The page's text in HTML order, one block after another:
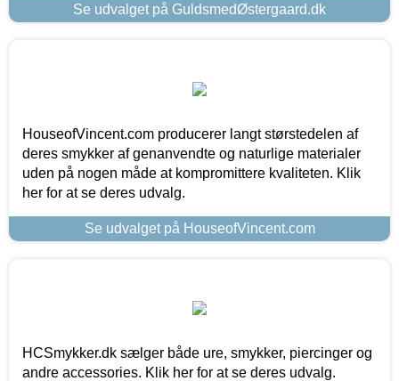
Se udvalget på GuldsmedØstergaard.dk
HouseofVincent.com producerer langt størstedelen af
deres smykker af genanvendte og naturlige materialer
uden på nogen måde at kompromittere kvaliteten. Klik
her for at se deres udvalg.
Se udvalget på HouseofVincent.com
HCSmykker.dk sælger både ure, smykker, piercinger og
andre accessories. Klik her for at se deres udvalg.